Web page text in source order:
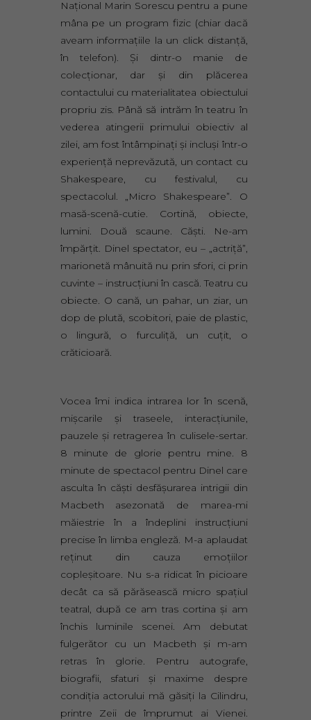
Naţional Marin Sorescu pentru a pune
mâna pe un program fizic (chiar dacă
aveam informaţiile la un click distanţă,
în telefon). Şi dintr-o manie de
colecţionar, dar şi din plăcerea
contactului cu materialitatea obiectului
propriu zis. Până să intrăm în teatru în
vederea atingerii primului obiectiv al
zilei, am fost întâmpinaţi şi incluşi într-o
experienţă neprevăzută, un contact cu
Shakespeare, cu festivalul, cu
spectacolul. „Micro Shakespeare”. O
masă-scenă-cutie. Cortină, obiecte,
lumini. Două scaune. Căşti. Ne-am
împărţit. Dinel spectator, eu – „actriţă”,
marionetă mânuită nu prin sfori, ci prin
cuvinte – instrucţiuni în cască. Teatru cu
obiecte. O cană, un pahar, un ziar, un
dop de plută, scobitori, paie de plastic,
o lingură, o furculiţă, un cuţit, o
crăticioară.
Vocea îmi indica intrarea lor în scenă,
mişcarile şi traseele, interacţiunile,
pauzele şi retragerea în culisele-sertar.
8 minute de glorie pentru mine. 8
minute de spectacol pentru Dinel care
asculta în căşti desfăşurarea intrigii din
Macbeth asezonată de marea-mi
măiestrie în a îndeplini instrucţiuni
precise în limba engleză. M-a aplaudat
reţinut din cauza emoţiilor
copleşitoare. Nu s-a ridicat în picioare
decât ca să părăsească micro spaţiul
teatral, după ce am tras cortina şi am
închis luminile scenei. Am debutat
fulgerător cu un Macbeth şi m-am
retras în glorie. Pentru autografe,
biografii, sfaturi şi maxime despre
condiţia actorului mă găsiţi la Cilindru,
printre Zeii de împrumut ai Vienei.